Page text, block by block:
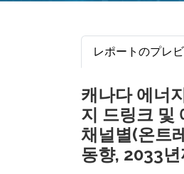
レポートのプレ
캐나다 에너
지 드링크 및
채널별(온트
동향, 2033